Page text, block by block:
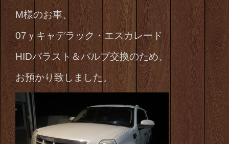
M様のお車、
07ｙキャデラック・エスカレード
HIDバラスト＆バルブ交換のため、
お預かり致しました。